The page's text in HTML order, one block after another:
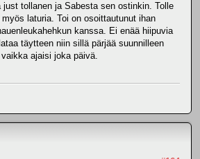
just tollanen ja Sabesta sen ostinkin. Tolle
laturia. Toi on osoittautunut ihan
kanssa. Ei enää hiipuvia
täytteen niin sillä pärjää suunnilleen
ajaisi joka päivä.